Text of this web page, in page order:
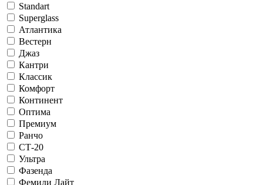
Standart
Superglass
Атлантика
Вестерн
Джаз
Кантри
Классик
Комфорт
Континент
Оптима
Премиум
Ранчо
СТ-20
Ультра
Фазенда
Фемили Лайт